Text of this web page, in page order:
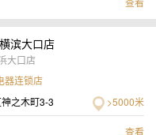
滨大口店
大口店
器连锁店
之木町3-3
>5000米
查看